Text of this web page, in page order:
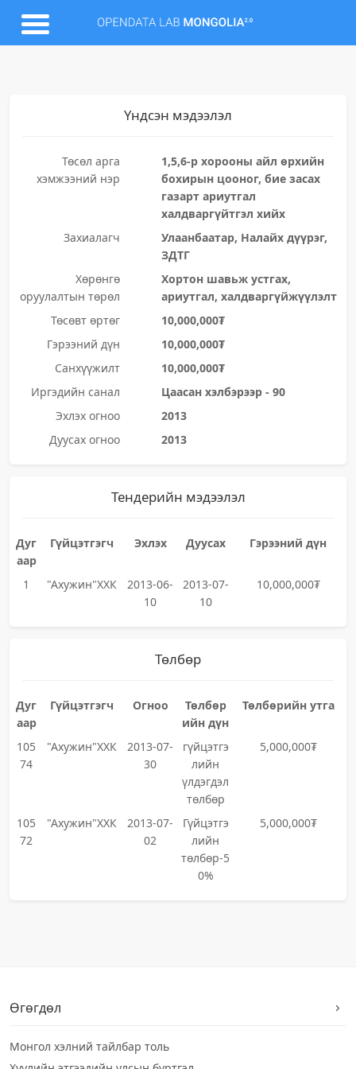
Үндсэн мэдээлэл
Төсөл арга
хэмжээний нэр
1,5,6-р хорооны айл өрхийн
бохирын цооног, бие засах
газарт ариутгал
халдваргүйтгэл хийх
Захиалагч
Улаанбаатар, Налайх дүүрэг,
ЗДТГ
Хөрөнгө
оруулалтын төрөл
Хортон шавьж устгах,
ариутгал, халдваргүйжүүлэлт
Төсөвт өртөг
10,000,000₮
Гэрээний дүн
10,000,000₮
Санхүүжилт
10,000,000₮
Иргэдийн санал
Цаасан хэлбэрээр - 90
Эхлэх огноо
2013
Дуусах огноо
2013
Тендерийн мэдээлэл
Дуг
аар
Гүйцэтгэгч Эхлэх Дуусах Гэрээний дүн
1 "Ахужин"ХХК
2013-06-
10
2013-07-
10
10,000,000₮
Төлбөр
Дуг
аар
Гүйцэтгэгч Огноо
Төлбөр
ийн дүн
Төлбөрийн утга
105
74
"Ахужин"ХХК
2013-07-
30
гүйцэтгэ
лийн
үлдэгдэл
төлбөр
5,000,000₮
105
72
"Ахужин"ХХК
2013-07-
02
Гүйцэтгэ
лийн
төлбөр-5
0%
5,000,000₮
Өгөгдөл
Монгол хэлний тайлбар толь